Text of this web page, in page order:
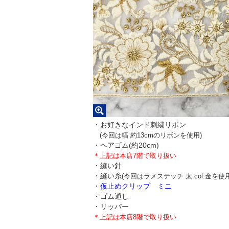
・お好きなインド刺繍リボン
(今回は幅 約13cmのリボンを使用)
・ヘアゴム(約20cm)
＊上記は本店7階で取り扱い
・縫い針
・縫い糸(今回はラメステッチ 太 col:金を使
・ 仮止めクリップ ミニ
・ゴム通し
・リッパー
＊上記は本店8階で取り扱い